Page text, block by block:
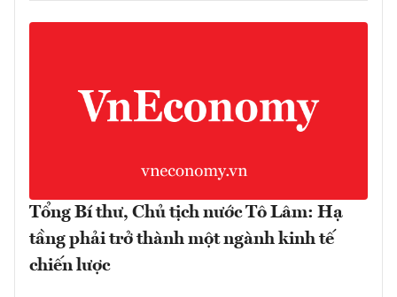
Tổng Bí thư, Chủ tịch nước Tô Lâm: Hạ
tầng phải trở thành một ngành kinh tế
chiến lược